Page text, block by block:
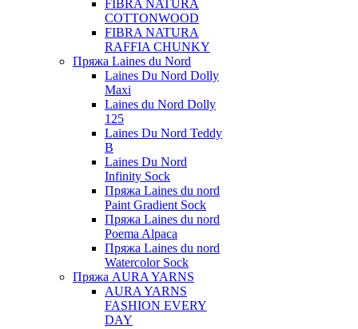
FIBRA NATURA
COTTONWOOD
FIBRA NATURA
RAFFIA CHUNKY
Пряжа Laines du Nord
Laines Du Nord Dolly
Maxi
Laines du Nord Dolly
125
Laines Du Nord Teddy
B
Laines Du Nord
Infinity Sock
Пряжа Laines du nord
Paint Gradient Sock
Пряжа Laines du nord
Poema Alpaca
Пряжа Laines du nord
Watercolor Sock
Пряжа AURA YARNS
AURA YARNS
FASHION EVERY
DAY